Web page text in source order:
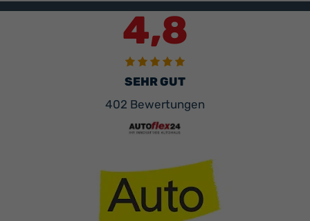
4,8
SEHR GUT
402 Bewertungen